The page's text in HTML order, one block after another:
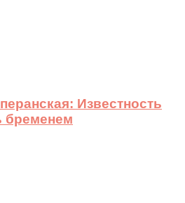
Известность
бременем